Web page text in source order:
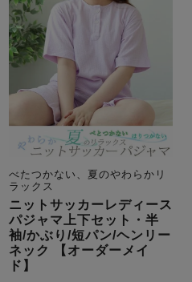
べたつかない、夏のやわらかリ
ラックス
ニットサッカーレディース
パジャマ上下セット・半
袖/かぶり/短パン/ヘンリー
ネック 【オーダーメイ
ド】